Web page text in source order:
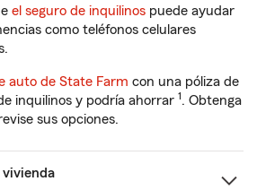
el seguro de inquilinos puede ayudar
como teléfonos celulares
auto de State Farm con una póliza de
inquilinos y podría ahorrar 1. Obtenga
sus opciones.
vivienda